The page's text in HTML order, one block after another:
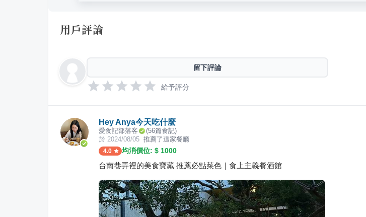
用戶評論
留下評論
給予評分
Hey Anya今天吃什麼
愛食記部落客 (56篇食記)
於 2024/08/05 推薦了這家餐廳
4.0 均消價位: $ 1000
台南巷弄裡的美食寶藏 推薦必點菜色｜食上主義餐酒館